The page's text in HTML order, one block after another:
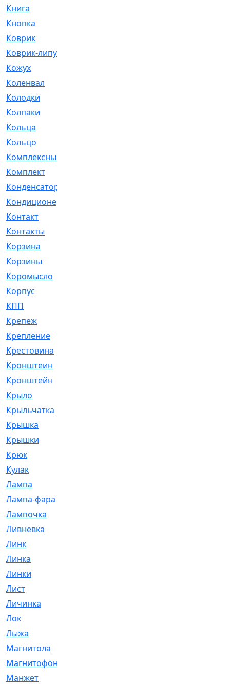
Книга
Кнопка
Коврик
Коврик-липучка
Кожух
Коленвал
Колодки
Колпаки
Кольца
Кольцо
Комплексный
Комплект
Конденсатор
Кондиционер
Контакт
Контакты
Корзина
Корзины
Коромысло
Корпус
КПП
Крепеж
Крепление
Крестовина
Кронштеин
Кронштейн
Крыло
Крыльчатка
Крышка
Крышки
Крюк
Кулак
Лампа
Лампа-фара
Лампочка
Ливневка
Линк
Линка
Линки
Лист
Личинка
Лок
Лыжа
Магнитола
Магнитофон
Манжет